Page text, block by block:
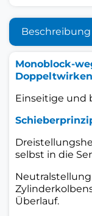
Beschreibung
Monoblock-
Einseitige und
selbst in die
Überlauf.